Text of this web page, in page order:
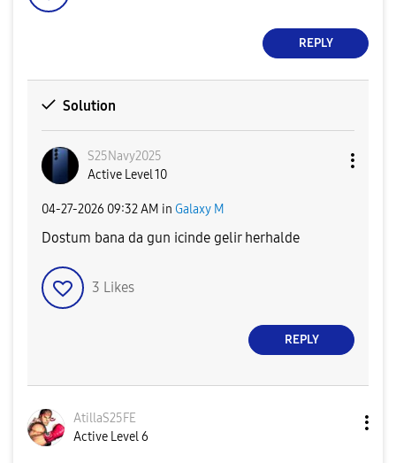
REPLY
Solution
S25Navy2025
Active Level 10
‎04-27-2026 09:32 AM in Galaxy M
Dostum bana da gun icinde gelir herhalde
3 Likes
REPLY
AtillaS25FE
Active Level 6